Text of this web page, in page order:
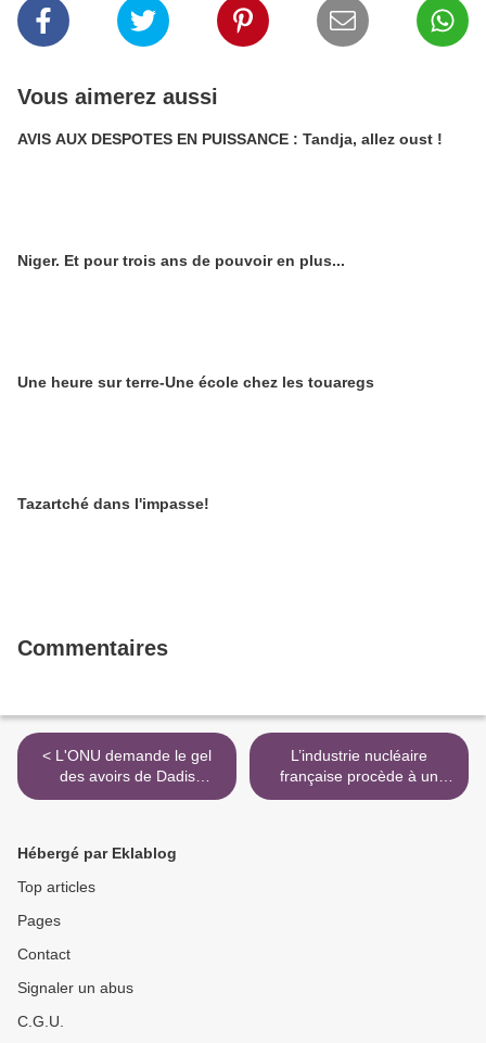
Vous aimerez aussi
AVIS AUX DESPOTES EN PUISSANCE : Tandja, allez oust !
Niger. Et pour trois ans de pouvoir en plus...
Une heure sur terre-Une école chez les touaregs
Tazartché dans l'impasse!
Commentaires
< L'ONU demande le gel
des avoirs de Dadis
Camara et Mamadou Tanja
L’industrie nucléaire
française procède à un
véritable pillage au Niger >
Hébergé par Eklablog
Top articles
Pages
Contact
Signaler un abus
C.G.U.